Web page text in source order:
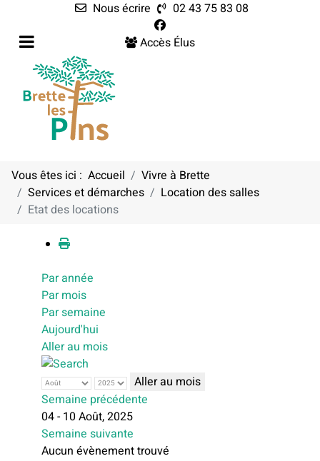
Nous écrire
02 43 75 83 08
Accès Élus
Vous êtes ici : Accueil
Vivre à Brette
Services et démarches
Location des salles
Etat des locations
Calendrier
Par année
Par mois
Par semaine
Aujourd'hui
Aller au mois
Aller au mois
Semaine précédente
04 - 10 Août, 2025
Semaine suivante
Aucun évènement trouvé